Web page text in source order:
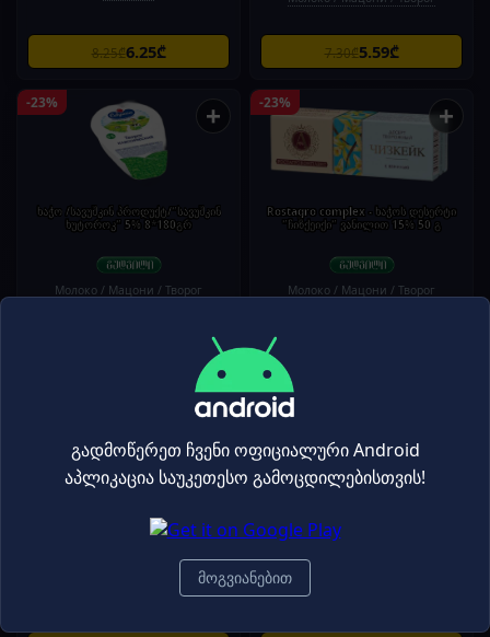
8.25₾6.25₾ 7.30₾5.59₾
-23% +
ხაჭო /სავუშკინ პროდუქტ/"სავუშკინ
ხუტოროკ" 5% 8*180გრ
Молоко / Мацони / Творог
-23% +
Rostagro complex - ხაჭოს დესერტი
"ჩიზქეიქი" ვანილით 15% 50 გ
Молоко / Мацони / Творог
+
Молоко / Мацони / Творог
-20%
შოკოლადის ჭიქურში 26% 45გრ
გადმოწერეთ ჩვენი ოფიციალური Android
აპლიკაცია საუკეთესო გამოცდილებისთვის!
მოგვიანებით